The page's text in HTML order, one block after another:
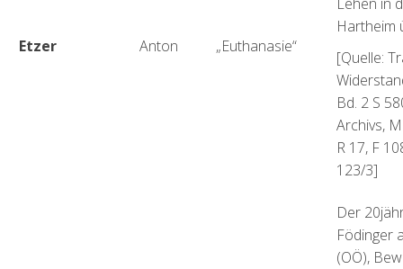
Etzer Anton „Euthanasie“
Hartheim
[Quelle:
Bd. 2 S
Archivs,
R 17, F
123/3]
Der
Födinger
(OÖ),